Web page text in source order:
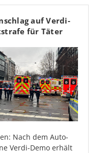
auf Verdi-
für Täter
Nach dem Auto-
Verdi-Demo erhält